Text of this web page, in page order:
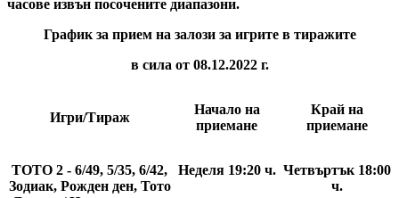
часове извън посочените диапазони.
График за прием на залози за игрите в тиражите
в сила от 08.12.2022 г.
Игри/Тираж
Начало на
приемане
Край на
приемане
ТОТО 2 - 6/49, 5/35, 6/42,
Зодиак, Рожден ден, Тото
Неделя 19:20 ч. Четвъртък 18:00
ч.